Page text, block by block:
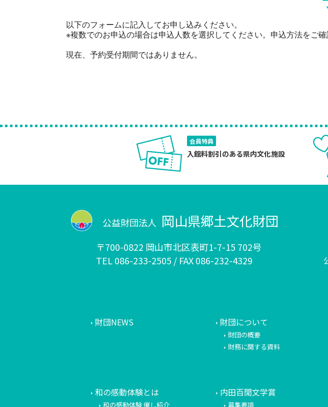
以下のフォームに記入してお申し込みください。
※複数でのお申込の場合は申込人数を選択してください。申込方法をご
現在、予約受付期間ではありません。
会員特典
入館料割引のある県内文化施設
公益財団法人 岡山県郷土文化財団
〒700-0822 岡山市北区表町1-7-15 702号
TEL 086-233-2505 / FAX 086-232-4329
財団NEWS 財団について
財団の概要
財務に関する資料
和の感動体験とは
和の感動体験 催し紹介
内田百閒文学賞
募集要項